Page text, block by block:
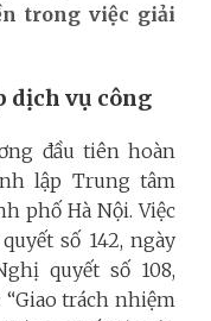
trong việc giải
dịch vụ công
đầu tiên hoàn
lập Trung tâm
phố Hà Nội. Việc
số 142, ngày
quyết số 108,
“Giao trách nhiệm